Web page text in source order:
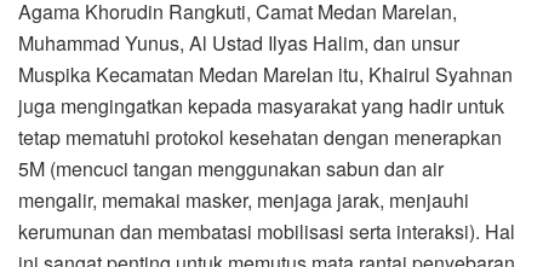
Agama Khorudin Rangkuti, Camat Medan Marelan,
Muhammad Yunus, Al Ustad Ilyas Halim, dan unsur
Muspika Kecamatan Medan Marelan itu, Khairul Syahnan
juga mengingatkan kepada masyarakat yang hadir untuk
tetap mematuhi protokol kesehatan dengan menerapkan
5M (mencuci tangan menggunakan sabun dan air
mengalir, memakai masker, menjaga jarak, menjauhi
kerumunan dan membatasi mobilisasi serta interaksi). Hal